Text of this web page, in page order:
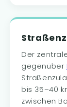
Der
gegenüber
bis 35–40
zwischen